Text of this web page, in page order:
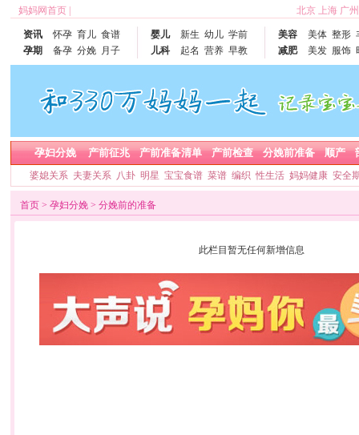
妈妈网首页 北京 上海 广州
资讯 怀孕 育儿 食谱
孕期
备孕 分娩 月子
婴儿 新生 幼儿 学前
儿科
起名 营养 早教
美容 美体 整形
减肥
美发 服饰
孕妇分娩 产前征兆 产前准备清单 产前检查 分娩前准备 顺产
婆媳关系 夫妻关系 八卦 明星 宝宝食谱 菜谱 编织 性生活 妈妈健康 安全
首页 > 孕妇分娩 > 分娩前的准备
此栏目暂无任何新增信息